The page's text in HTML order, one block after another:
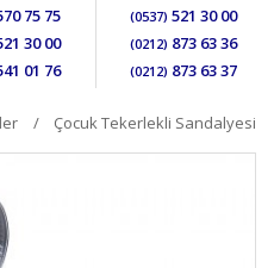
75 75
30 00
01 76
(0537) 521 30 00
(0212) 873 63 36
(0212) 873 63 37
Çocuk Tekerlekli Sandalyesi